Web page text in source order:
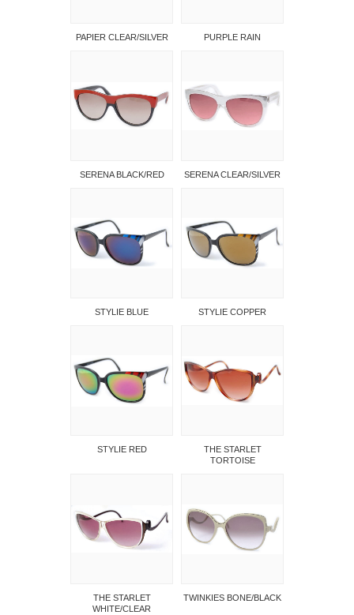
PAPIER CLEAR/SILVER PURPLE RAIN
SERENA BLACK/RED SERENA CLEAR/SILVER
STYLIE BLUE STYLIE COPPER
STYLIE RED
THE STARLET
TORTOISE
THE STARLET
WHITE/CLEAR
TWINKIES BONE/BLACK